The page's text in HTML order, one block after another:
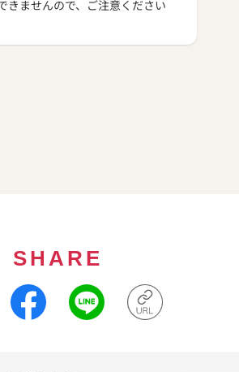
きませんので、ご注意ください
SHARE